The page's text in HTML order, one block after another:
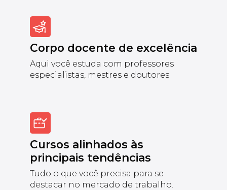
Corpo docente de excelência
Aqui você estuda com professores
especialistas, mestres e doutores.
Cursos alinhados às
principais tendências
Tudo o que você precisa para se
destacar no mercado de trabalho.